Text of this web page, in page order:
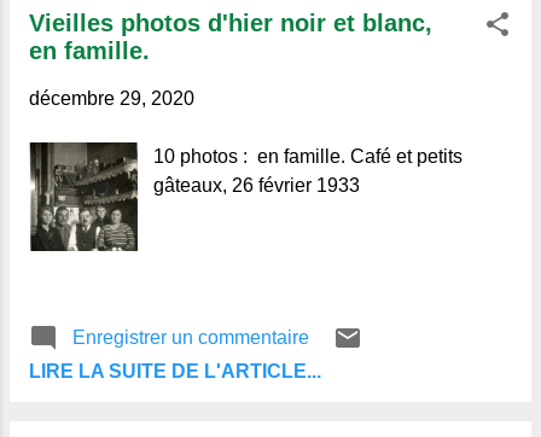
Vieilles photos d'hier noir et blanc,
en famille.
décembre 29, 2020
10 photos : en famille. Café et petits
gâteaux, 26 février 1933
Enregistrer un commentaire
LIRE LA SUITE DE L'ARTICLE...